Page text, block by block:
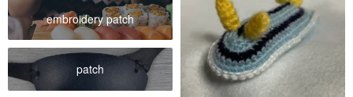
embroidery patch
patch